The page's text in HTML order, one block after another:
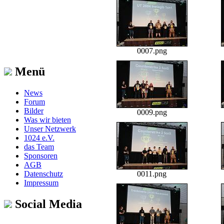
Menü
News
Forum
Bilder
Was wir bieten
Unser Netzwerk
1024 e.V.
das Team
Sponsoren
AGB
Datenschutz
Impressum
Social Media
0007.png
0009.png
0011.png